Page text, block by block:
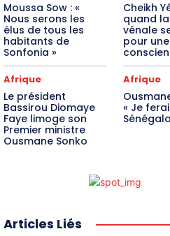
Moussa Sow : «
Nous serons les
élus de tous les
habitants de
Sonfonia »
Cheikh
quand
vénale
pour une
Afrique
Le président
Bassirou Diomaye
Faye limoge son
Premier ministre
Ousmane Sonko
Afrique
« Je
Articles Liés